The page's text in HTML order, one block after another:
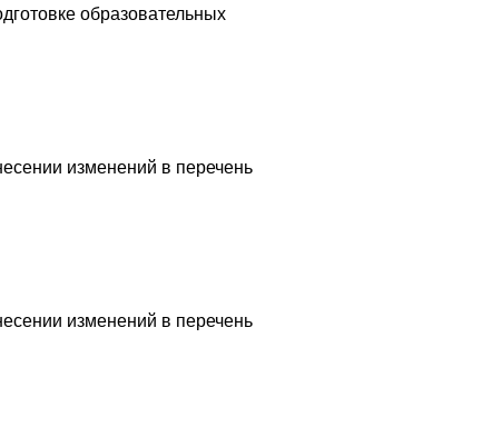
образовательных
изменений в перечень
изменений в перечень